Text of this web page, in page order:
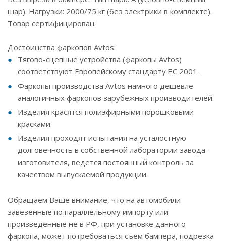
шар). Нагрузки: 2000/75 кг (без электрики в комплекте).
Товар сертифицирован.
Достоинства фаркопов Avtos:
Тягово-сцепные устройства (фаркопы Avtos)
соответствуют Европейскому стандарту ЕС 2001.
Фаркопы производства Avtos намного дешевле
аналогичных фаркопов зарубежных производителей.
Изделия красятся полиэфирными порошковыми
красками.
Изделия проходят испытания на усталостную
долговечность в собственной лаборатории завода-
изготовителя, ведется постоянный контроль за
качеством выпускаемой продукции.
Обращаем Ваше внимание, что на автомобили
завезенные по параллельному импорту или
произведенные не в РФ, при установке данного
фаркопа, может потребоваться съем бампера, подрезка